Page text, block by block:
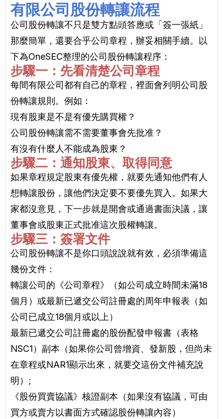
有限公司股份轉讓流程
公司股份轉讓不只是雙方點頭答應或「簽一張紙」
那麼簡單，還要合乎公司章程，辦妥相關手續。以
下為OneSEC整理的公司股份轉讓程序：
步驟一：先看清楚公司章程
每間有限公司都有自己的章程，裡面會列明公司股
份轉讓規則。例如：
現有股東是不是有優先購買權？
公司股份轉讓需不需要董事會先批准？
有沒有什麼人不能成為股東？
步驟二：通知股東、取得同意
如果章程規定股東有優先權，就要先通知他們有人
想轉讓股份，讓他們決定要不要優先買入。如果大
家都沒意見，下一步就是開會或通過書面決議，讓
董事會或股東正式批准這次股權轉讓。
步驟三：簽署文件
公司股份轉讓不是你口頭說說就有效，必須準備這
幾份文件：
轉讓公司的《公司章程》（如公司成立時間未滿18
個月）或最新已遞交公司註冊處的周年申報表（如
公司已成立18個月或以上）
最新已遞交公司註冊處的股份配發申報書（表格
NSC1）副本（如果你公司曾增資、發新股，但尚未
在章程或NAR1顯示出來，就要交這份文件補充說
明）;
《股份買賣協議》核證副本（如果沒有協議，可由
買方或賣方以書面方式確認股份轉讓內容）